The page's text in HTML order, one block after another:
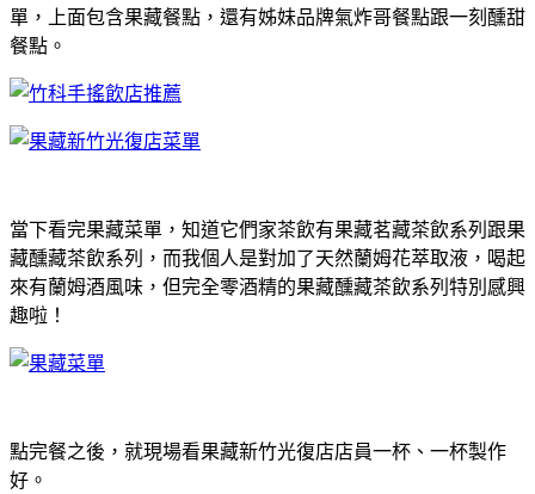
單，上面包含果藏餐點，還有姊妹品牌氣炸哥餐點跟一刻醺甜
餐點。
當下看完果藏菜單，知道它們家茶飲有果藏茗藏茶飲系列跟果
藏醺藏茶飲系列，而我個人是對加了天然蘭姆花萃取液，喝起
來有蘭姆酒風味，但完全零酒精的果藏醺藏茶飲系列特別感興
趣啦！
點完餐之後，就現場看果藏新竹光復店店員一杯、一杯製作
好。